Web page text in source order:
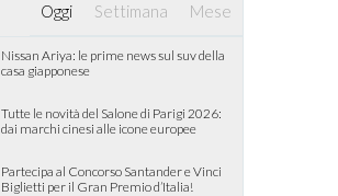
Oggi Settimana Mese
Nissan Ariya: le prime news sul suv della
casa giapponese
Tutte le novità del Salone di Parigi 2026:
dai marchi cinesi alle icone europee
Partecipa al Concorso Santander e Vinci
Biglietti per il Gran Premio d’Italia!